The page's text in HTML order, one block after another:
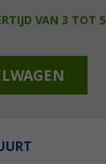
VAN 3 TOT 5